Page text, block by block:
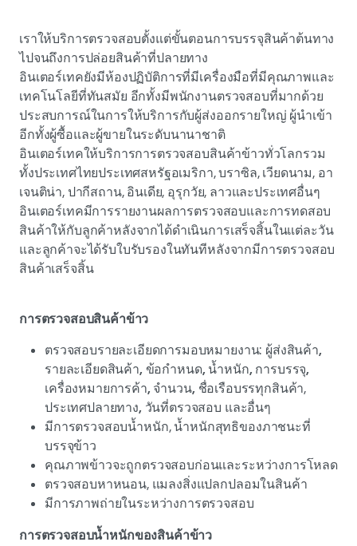
เราให้บริการตรวจสอบตั้งแต่ขั้นตอนการบรรจุสินค้าต้นทาง
ไปจนถึงการปล่อยสินค้าที่ปลายทาง
อินเตอร์เทคยังมีห้องปฏิบัติการที่มีเครื่องมือที่มีคุณภาพและ
เทคโนโลยีที่ทันสมัย อีกทั้งมีพนักงานตรวจสอบที่มากด้วย
ประสบการณ์ในการให้บริการกับผู้ส่งออกรายใหญ่ ผู้นำเข้า
อีกทั้งผู้ซื้อและผู้ขายในระดับนานาชาติ
อินเตอร์เทคให้บริการการตรวจสอบสินค้าข้าวทั่วโลกรวม
ทั้งประเทศไทยประเทศสหรัฐอเมริกา, บราซิล, เวียดนาม, อา
เจนติน่า, ปากีสถาน, อินเดีย, อุรุกวัย, ลาวและประเทศอื่นๆ
อินเตอร์เทคมีการรายงานผลการตรวจสอบและการทดสอบ
สินค้าให้กับลูกค้าหลังจากได้ดำเนินการเสร็จสิ้นในแต่ละวัน
และลูกค้าจะได้รับใบรับรองในทันทีหลังจากมีการตรวจสอบ
สินค้าเสร็จสิ้น
การตรวจสอบสินค้าข้าว
ตรวจสอบรายละเอียดการมอบหมายงาน: ผู้ส่งสินค้า,
รายละเอียดสินค้า, ข้อกำหนด, น้ำหนัก, การบรรจุ,
เครื่องหมายการค้า, จำนวน, ชื่อเรือบรรทุกสินค้า,
ประเทศปลายทาง, วันที่ตรวจสอบ และอื่นๆ
มีการตรวจสอบน้ำหนัก, น้ำหนักสุทธิของภาชนะที่
บรรจุข้าว
คุณภาพข้าวจะถูกตรวจสอบก่อนและระหว่างการโหลด
ตรวจสอบหาหนอน, แมลงสิ่งแปลกปลอมในสินค้า
มีการภาพถ่ายในระหว่างการตรวจสอบ
การตรวจสอบน้ำหนักของสินค้าข้าว